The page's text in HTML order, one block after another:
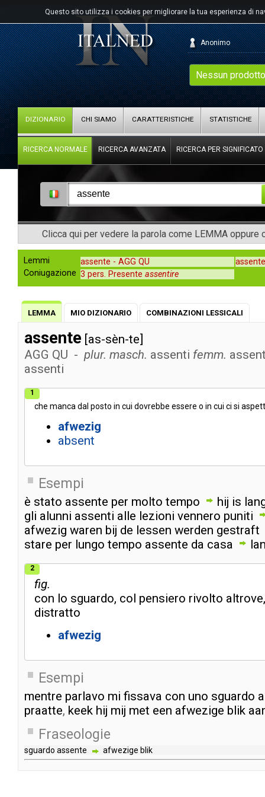
Questo sito utilizza i cookies per migliorare la tua esperienza di
Nessun
Anonimo
DIZIONARIO CHI SIAMO CARATTERISTICHE STATISTICHE
RICERCA NORMALE RICERCA AVANZATA RICERCA PER SIGNIFICATO
Clicca qui per vedere la parola come LEMMA oppure
Lemmi assente - AGG QU
Coniugazione 3 pers. Presente assentire
LEMMA MIO DIZIONARIO COMBINAZIONI LESSICALI
assente [as-sèn-te]
AGG QU - plur. masch. assenti femm.
assenti
1
che manca dal posto in cui dovrebbe essere o in cui ci si
afwezig
absent
Esempi
è stato assente per molto tempo hij is
gli alunni assenti alle lezioni vennero puniti
afwezig waren bij de lessen werden gestraft
stare per lungo tempo assente da casa
2
fig.
con lo sguardo, col pensiero rivolto altrove
distratto
afwezig
Esempi
mentre parlavo mi fissava con uno sguardo
praatte, keek hij mij met een afwezige blik
Fraseologie
sguardo assente afwezige blik